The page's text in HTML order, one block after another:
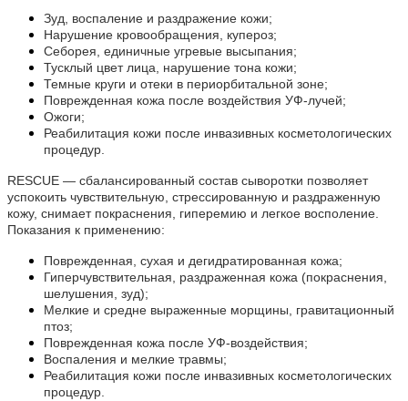
Зуд, воспаление и раздражение кожи;
Нарушение кровообращения, купероз;
Себорея, единичные угревые высыпания;
Тусклый цвет лица, нарушение тона кожи;
Темные круги и отеки в периорбитальной зоне;
Поврежденная кожа после воздействия УФ-лучей;
Ожоги;
Реабилитация кожи после инвазивных косметологических
процедур.
RESCUE — сбалансированный состав сыворотки позволяет
успокоить чувствительную, стрессированную и раздраженную
кожу, снимает покраснения, гиперемию и легкое восполение.
Показания к применению:
Поврежденная, сухая и дегидратированная кожа;
Гиперчувствительная, раздраженная кожа (покраснения,
шелушения, зуд);
Мелкие и средне выраженные морщины, гравитационный
птоз;
Поврежденная кожа после УФ-воздействия;
Воспаления и мелкие травмы;
Реабилитация кожи после инвазивных косметологических
процедур.